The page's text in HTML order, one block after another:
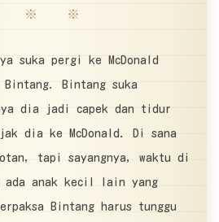
※ ※
suka pergi ke McDonald
Bintang. Bintang suka
dia jadi capek dan tidur
dia ke McDonald. Di sana
tapi sayangnya, waktu di
ada anak kecil lain yang
Bintang harus tunggu